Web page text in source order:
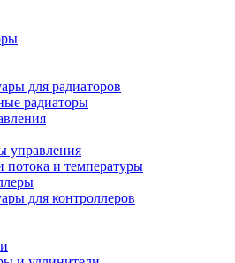
для радиаторов
радиаторы
управления
потока и температуры
для контроллеров